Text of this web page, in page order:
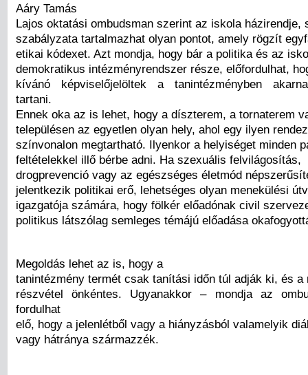
Aáry Tamás
Lajos oktatási ombudsman szerint az iskola házirendje,
szabályzata tartalmazhat olyan pontot, amely rögzít
etikai kódexet. Azt mondja, hogy bár a politika és az
demokratikus intézményrendszer része, előfordulhat,
kívánó képviselőjelöltek a tanintézményben
tartani.
Ennek oka az is lehet, hogy a díszterem, a tornaterem
településen az egyetlen olyan hely, ahol egy ilyen
színvonalon megtartható. Ilyenkor a helyiséget minden
feltételekkel illő bérbe adni. Ha szexuális felvilágosítás,
drogprevenció vagy az egészséges életmód
jelentkezik politikai erő, lehetséges olyan menekülési
igazgatója számára, hogy fölkér előadónak civil
politikus látszólag semleges témájú előadása
Megoldás lehet az is, hogy a
tanintézmény termét csak tanítási időn túl adják ki, és a
részvétel önkéntes. Ugyanakkor – mondja az
fordulhat
elő, hogy a jelenlétből vagy a hiányzásból valamelyik
vagy hátránya származzék.